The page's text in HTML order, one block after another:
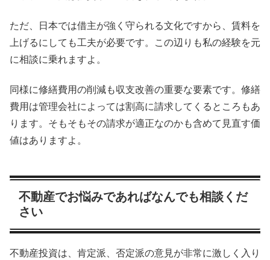
ただ、日本では借主が強く守られる文化ですから、賃料を
上げるにしても工夫が必要です。この辺りも私の経験を元
に相談に乗れますよ。
同様に修繕費用の削減も収支改善の重要な要素です。修繕
費用は管理会社によっては割高に請求してくるところもあ
ります。そもそもその請求が適正なのかも含めて見直す価
値はありますよ。
不動産でお悩みであればなんでも相談くだ
さい
不動産投資は、肯定派、否定派の意見が非常に激しく入り